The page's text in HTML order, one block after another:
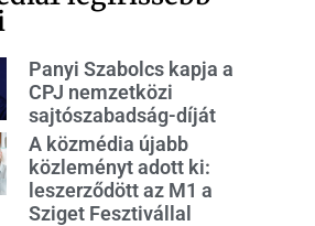
Panyi Szabolcs kapja a
CPJ nemzetközi
sajtószabadság-díját
A közmédia újabb
közleményt adott ki:
leszerződött az M1 a
Sziget Fesztivállal